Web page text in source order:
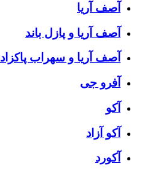
آصف آریا
آصف آریا و پازل باند
آصف آریا و سهراب پاکزاد
آفرو جی
آکو
آکو آزاد
آکورد